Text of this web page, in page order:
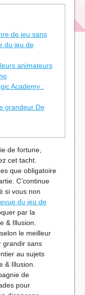
de jeu sans
du jeu de
animateurs
Academy :
grandeur De
de fortune,
cet tacht.
que obligatoire
C’continue
si vous non
du jeu de
par la
& Illusion.
le meilleur
grandir sans
au sujets
& Illusion.
de
pour